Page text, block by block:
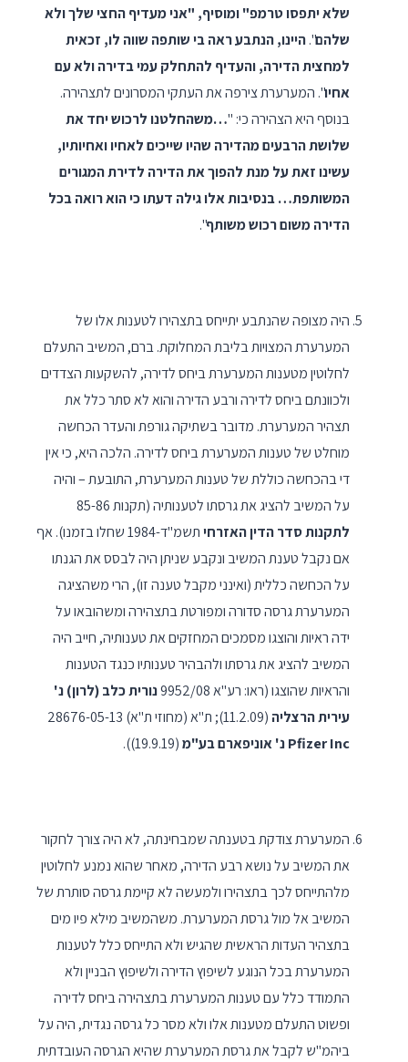
שלא יתפסו טרמפ" ומוסיף, "אני מעדיף החצי שלך ולא
שלהם".היינו, הנתבע ראה בי שותפה שווה לו, זכאית
למחצית הדירה, והעדיף להתחלק עמי בדירה ולא עם
אחיו". המערערת צירפה את העתקי המסרונים לתצהירה.
בנוסף היא הצהירה כי: "…משהחלטנו לרכוש יחד את
שלושת הרבעים מהדירה שהיו שייכים לאחיו ואחיותיו,
עשינו זאת על מנת להפוך את הדירה לדירת המגורים
המשותפת… בנסיבות אלו גילה דעתו כי הוא רואה בכל
הדירה משום רכוש משותף".
היה מצופה שהנתבע יתייחס בתצהירו לטענות אלו של
המערערת המצויות בליבת המחלוקת. ברם, המשיב התעלם
לחלוטין מטענות המערערת ביחס לדירה, להשקעות הצדדים
ולכוונתם ביחס לדירה ורבע הדירה והוא לא סתר כלל את
תצהיר המערערת. מדובר בשתיקה גורפת והעדר הכחשה
מוחלט של טענות המערערת ביחס לדירה. הלכה היא, כי אין
די בהכחשה כוללת של טענות המערערת, התובעת – והיה
על המשיב להציג את גרסתו לטענותיה (תקנות 85-86
לתקנות סדר הדין האזרחי
תשמ"ד-1984 שחלו בזמנו). אף
אם נקבל טענת המשיב ונקבע שניתן היה לבסס את הגנתו
על הכחשה כללית (ואינני מקבל טענה זו), הרי משהציגה
המערערת גרסה סדורה ומפורטת בתצהירה ומשהובאו על
ידה ראיות והוצגו מסמכים המחזקים את טענותיה, חייב היה
המשיב להציג את גרסתו ולהבהיר טענותיו כנגד הטענות
והראיות שהוצגו (ראו: רע"א 9952/08
נורית כלב (לרון) נ'
עירית הרצליה (11.2.09); ת"א (מחוזי ת"א) 28676-05-13
Pfizer Incנ' אוניפארם בע"מ(19.9.19)).
המערערת צודקת בטענתה שמבחינתה, לא היה צורך לחקור
את המשיב על נושא רבע הדירה, מאחר שהוא נמנע לחלוטין
מלהתייחס לכך בתצהירו ולמעשה לא קיימת גרסה סותרת של
המשיב אל מול גרסת המערערת. משהמשיב מילא פיו מים
בתצהיר העדות הראשית שהגיש ולא התייחס כלל לטענות
המערערת בכל הנוגע לשיפוץ הדירה ולשיפוץ הבניין ולא
התמודד כלל עם טענות המערערת בתצהירה ביחס לדירה
ופשוט התעלם מטענות אלו ולא מסר כל גרסה נגדית, היה על
ביהמ"ש לקבל את גרסת המערערת שהיא הגרסה העובדתית